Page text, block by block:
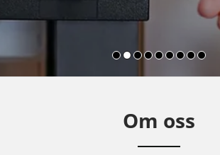
Om oss